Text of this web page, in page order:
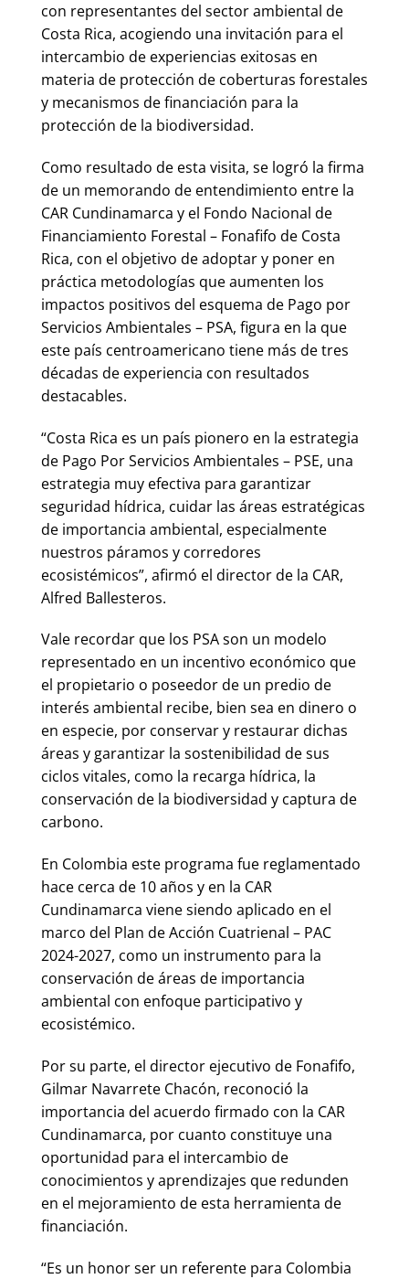
con representantes del sector ambiental de
Costa Rica, acogiendo una invitación para el
intercambio de experiencias exitosas en
materia de protección de coberturas forestales
y mecanismos de financiación para la
protección de la biodiversidad.
Como resultado de esta visita, se logró la firma
de un memorando de entendimiento entre la
CAR Cundinamarca y el Fondo Nacional de
Financiamiento Forestal – Fonafifo de Costa
Rica, con el objetivo de adoptar y poner en
práctica metodologías que aumenten los
impactos positivos del esquema de Pago por
Servicios Ambientales – PSA, figura en la que
este país centroamericano tiene más de tres
décadas de experiencia con resultados
destacables.
“Costa Rica es un país pionero en la estrategia
de Pago Por Servicios Ambientales – PSE, una
estrategia muy efectiva para garantizar
seguridad hídrica, cuidar las áreas estratégicas
de importancia ambiental, especialmente
nuestros páramos y corredores
ecosistémicos”, afirmó el director de la CAR,
Alfred Ballesteros.
Vale recordar que los PSA son un modelo
representado en un incentivo económico que
el propietario o poseedor de un predio de
interés ambiental recibe, bien sea en dinero o
en especie, por conservar y restaurar dichas
áreas y garantizar la sostenibilidad de sus
ciclos vitales, como la recarga hídrica, la
conservación de la biodiversidad y captura de
carbono.
En Colombia este programa fue reglamentado
hace cerca de 10 años y en la CAR
Cundinamarca viene siendo aplicado en el
marco del Plan de Acción Cuatrienal – PAC
2024-2027, como un instrumento para la
conservación de áreas de importancia
ambiental con enfoque participativo y
ecosistémico.
Por su parte, el director ejecutivo de Fonafifo,
Gilmar Navarrete Chacón, reconoció la
importancia del acuerdo firmado con la CAR
Cundinamarca, por cuanto constituye una
oportunidad para el intercambio de
conocimientos y aprendizajes que redunden
en el mejoramiento de esta herramienta de
financiación.
“Es un honor ser un referente para Colombia